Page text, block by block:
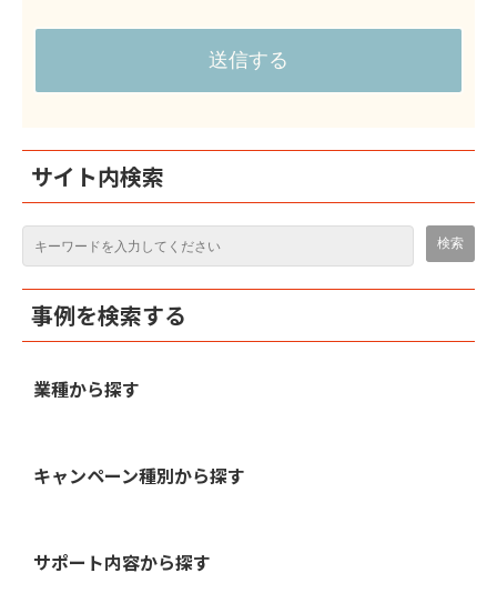
サイト内検索
事例を検索する
業種から探す
キャンペーン種別から探す
サポート内容から探す